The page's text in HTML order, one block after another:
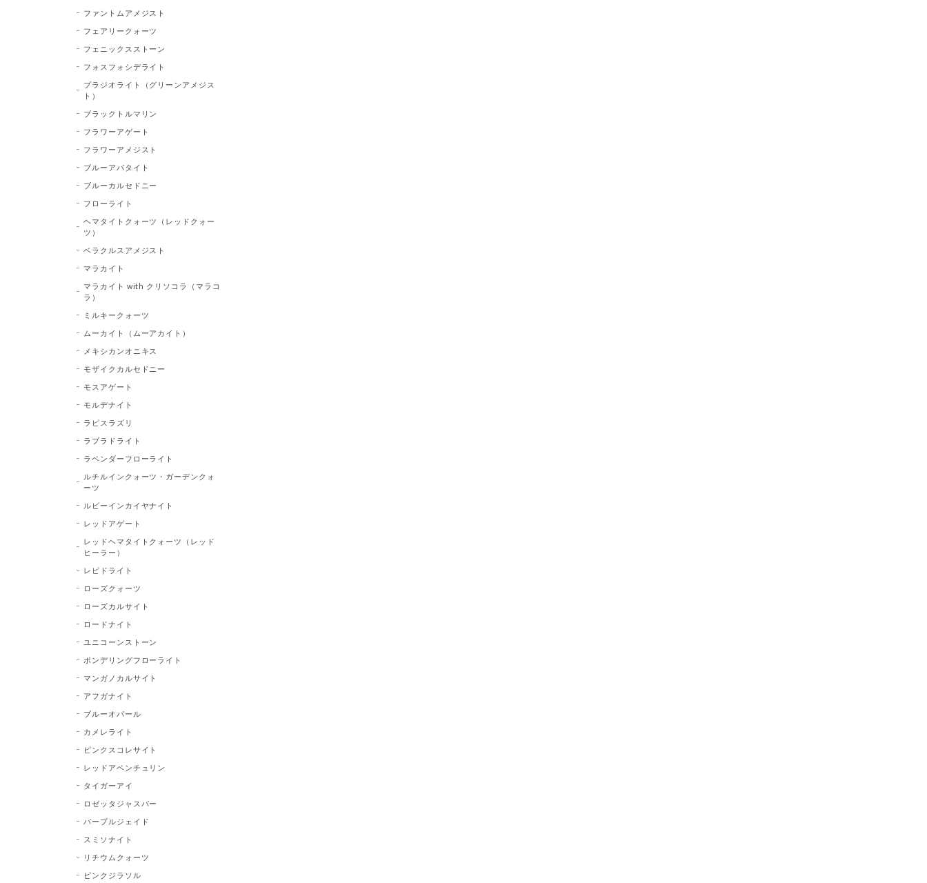
ファントムアメジスト
フェアリークォーツ
フェニックスストーン
フォスフォシデライト
プラジオライト（グリーンアメジス
ト）
ブラックトルマリン
フラワーアゲート
フラワーアメジスト
ブルーアパタイト
ブルーカルセドニー
フローライト
ヘマタイトクォーツ（レッドクォー
ツ）
ベラクルスアメジスト
マラカイト
マラカイト with クリソコラ（マラコ
ラ）
ミルキークォーツ
ムーカイト（ムーアカイト）
メキシカンオニキス
モザイクカルセドニー
モスアゲート
モルデナイト
ラピスラズリ
ラブラドライト
ラベンダーフローライト
ルチルインクォーツ・ガーデンクォ
ーツ
ルビーインカイヤナイト
レッドアゲート
レッドヘマタイトクォーツ（レッド
ヒーラー）
レピドライト
ローズクォーツ
ローズカルサイト
ロードナイト
ユニコーンストーン
ポンデリングフローライト
マンガノカルサイト
アフガナイト
ブルーオパール
カメレライト
ピンクスコレサイト
レッドアベンチュリン
タイガーアイ
ロゼッタジャスパー
パープルジェイド
スミソナイト
リチウムクォーツ
ピンクジラソル